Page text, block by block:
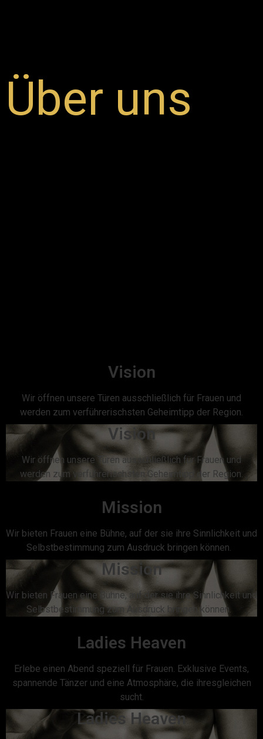
Über uns
Vision
Wir öffnen unsere Türen ausschließlich für Frauen und
werden zum verführerischsten Geheimtipp der Region.
Vision
Wir öffnen unsere Türen ausschließlich für Frauen und
werden zum verführerischsten Geheimtipp der Region.
Mission
Wir bieten Frauen eine Bühne, auf der sie ihre Sinnlichkeit und
Selbstbestimmung zum Ausdruck bringen können. ‍
Mission
Wir bieten Frauen eine Bühne, auf der sie ihre Sinnlichkeit und
Selbstbestimmung zum Ausdruck bringen können. ‍
Ladies Heaven
Erlebe einen Abend speziell für Frauen. Exklusive Events,
spannende Tänzer und eine Atmosphäre, die ihresgleichen
sucht.
Ladies Heaven